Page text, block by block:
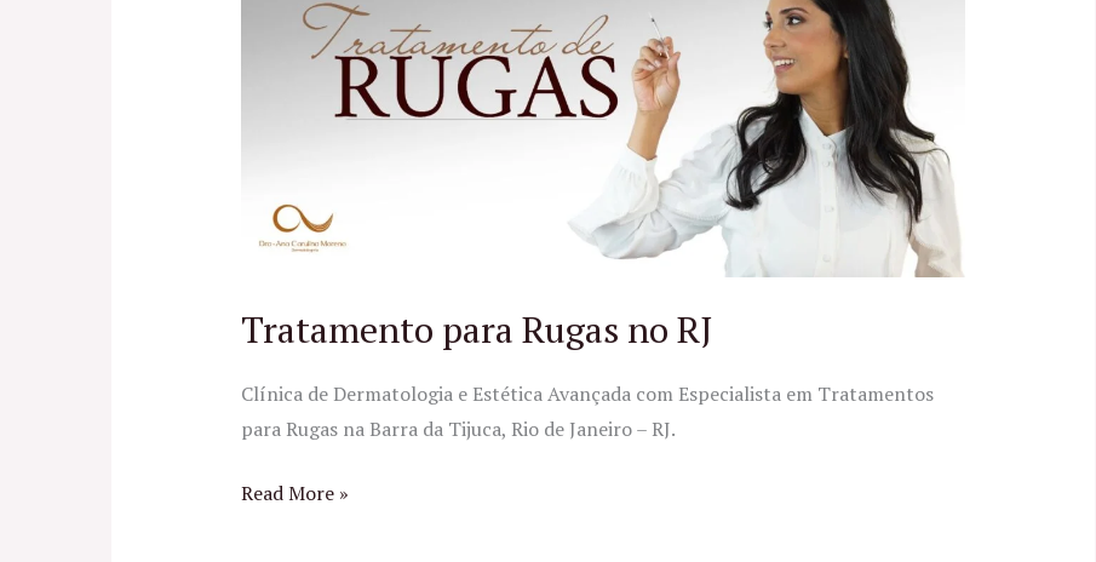
Tratamento para Rugas no RJ
Clínica de Dermatologia e Estética Avançada com Especialista em Tratamentos
para Rugas na Barra da Tijuca, Rio de Janeiro – RJ.
Read More »